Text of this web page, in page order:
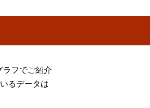
ラフでご紹介
るデータは